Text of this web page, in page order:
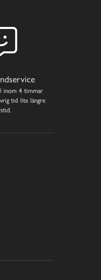
inom 4 timmar
tid lite längre